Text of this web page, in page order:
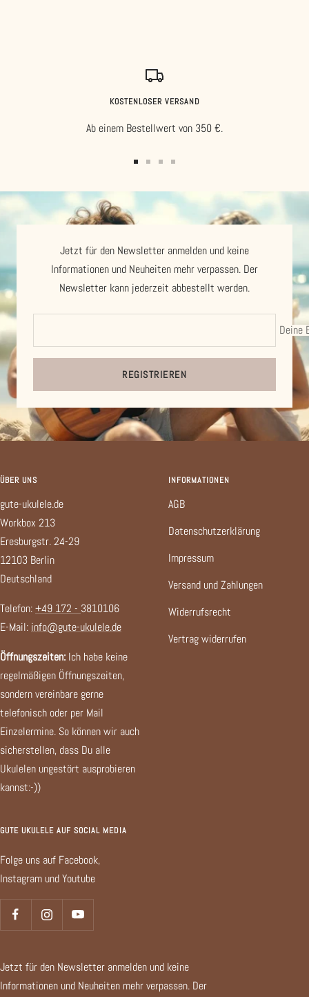
KOSTENLOSER VERSAND
Ab einem Bestellwert von 350 €.
Slide
gehen
SlideSlideSlide
4
gehen
Jetzt für den Newsletter anmelden und keine
Informationen und Neuheiten mehr verpassen. Der
Newsletter kann jederzeit abbestellt werden.
Deine
REGISTRIEREN
ÜBER UNS
gute-ukulele.de
Workbox 213
Eresburgstr. 24-29
12103 Berlin
Deutschland
Telefon:+49 172 - 3810106
E-Mail: info@gute-ukulele.de
Öffnungszeiten: Ich habe keine
regelmäßigen Öffnungszeiten,
sondern vereinbare gerne
telefonisch oder per Mail
Einzelermine. So können wir auch
sicherstellen, dass Du alle
Ukulelen ungestört ausprobieren
kannst:-))
INFORMATIONEN
AGB
Datenschutzerklärung
Impressum
Versand und Zahlungen
Widerrufsrecht
Vertrag widerrufen
GUTE UKULELE AUF SOCIAL MEDIA
Folge uns auf Facebook,
Instagram und Youtube
Jetzt für den Newsletter anmelden und keine
Informationen und Neuheiten mehr verpassen. Der